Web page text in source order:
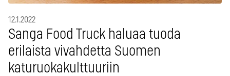
12.1.2022
Sanga Food Truck haluaa tuoda
erilaista vivahdetta Suomen
katuruokakulttuuriin